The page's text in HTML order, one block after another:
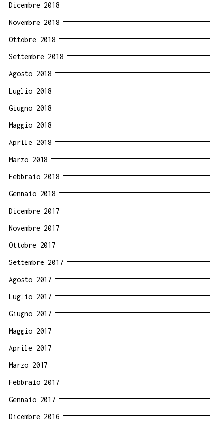
Dicembre 2018
Novembre 2018
Ottobre 2018
Settembre 2018
Agosto 2018
Luglio 2018
Giugno 2018
Maggio 2018
Aprile 2018
Marzo 2018
Febbraio 2018
Gennaio 2018
Dicembre 2017
Novembre 2017
Ottobre 2017
Settembre 2017
Agosto 2017
Luglio 2017
Giugno 2017
Maggio 2017
Aprile 2017
Marzo 2017
Febbraio 2017
Gennaio 2017
Dicembre 2016